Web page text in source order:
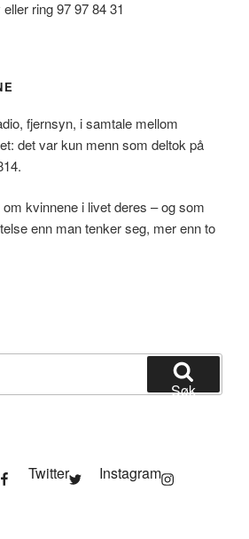
ring 97 97 84 31
fjernsyn, i samtale mellom
det var kun menn som deltok på
kvinnene i livet deres – og som
enn man tenker seg, mer enn to
Søk
Twitter
Instagram